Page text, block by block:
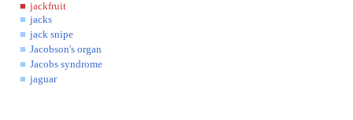
jackfruit
jacks
jack snipe
Jacobson's organ
Jacobs syndrome
jaguar